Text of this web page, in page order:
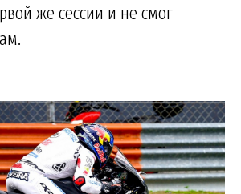
же сессии и не смог